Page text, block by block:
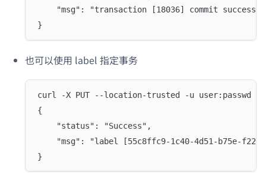
"msg": "transaction [18036] commit
}
也可以使用 label 指定事务
curl -X PUT --location-trusted -u user:passwd
{
    "status": "Success",
"msg": "label [55c8ffc9-1c40-4d51-b75e-
}